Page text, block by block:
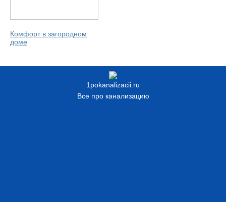
Комфорт в загородном
доме
1pokanalizacii.ru
Все про канализацию